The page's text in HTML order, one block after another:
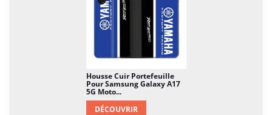
Housse Cuir Portefeuille
Pour Samsung Galaxy A17
5G Moto...
DÉCOUVRIR